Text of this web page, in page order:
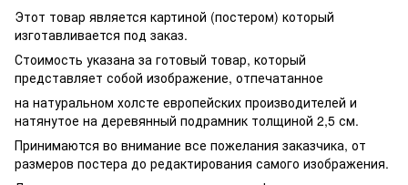
Этот товар является картиной (постером) который
изготавливается под заказ.
Стоимость указана за готовый товар, который
представляет собой изображение, отпечатанное
на натуральном холсте европейских производителей и
натянутое на деревянный подрамник толщиной 2,5 см.
Принимаются во внимание все пожелания заказчика, от
размеров постера до редактирования самого изображения.